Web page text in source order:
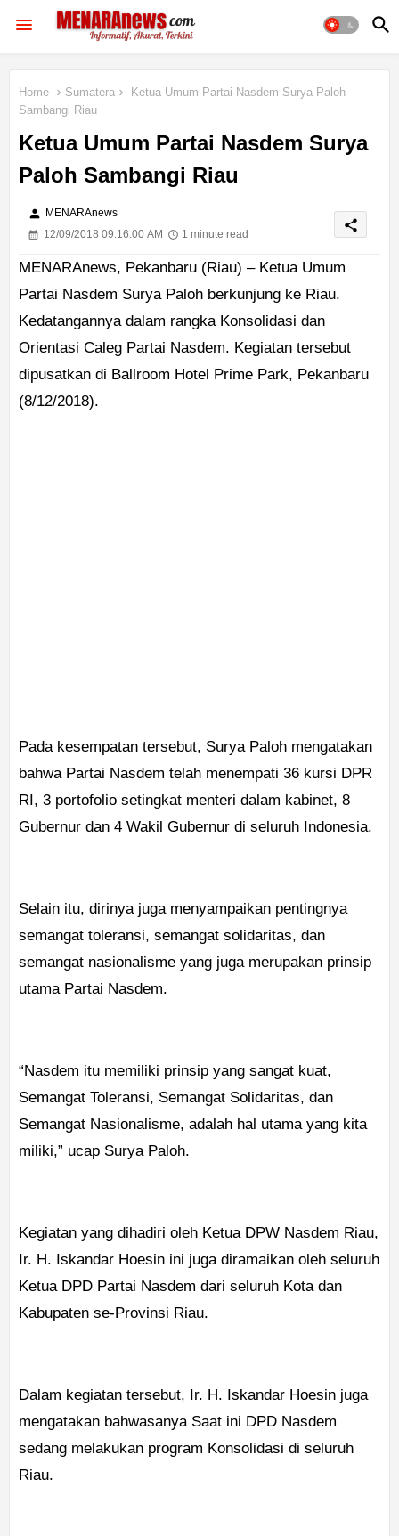
Home Sumatera
Ketua Umum Partai Nasdem Surya Paloh
Sambangi Riau
Ketua Umum Partai Nasdem Surya
Paloh Sambangi Riau
person MENARAnews
12/09/2018 09:16:00 AM
1 minute read
share
MENARAnews, Pekanbaru (Riau) – Ketua Umum
Partai Nasdem Surya Paloh berkunjung ke Riau.
Kedatangannya dalam rangka Konsolidasi dan
Orientasi Caleg Partai Nasdem. Kegiatan tersebut
dipusatkan di Ballroom Hotel Prime Park, Pekanbaru
(8/12/2018).
Pada kesempatan tersebut, Surya Paloh mengatakan
bahwa Partai Nasdem telah menempati 36 kursi DPR
RI, 3 portofolio setingkat menteri dalam kabinet, 8
Gubernur dan 4 Wakil Gubernur di seluruh Indonesia.
Selain itu, dirinya juga menyampaikan pentingnya
semangat toleransi, semangat solidaritas, dan
semangat nasionalisme yang juga merupakan prinsip
utama Partai Nasdem.
“Nasdem itu memiliki prinsip yang sangat kuat,
Semangat Toleransi, Semangat Solidaritas, dan
Semangat Nasionalisme, adalah hal utama yang kita
miliki,” ucap Surya Paloh.
Kegiatan yang dihadiri oleh Ketua DPW Nasdem Riau,
Ir. H. Iskandar Hoesin ini juga diramaikan oleh seluruh
Ketua DPD Partai Nasdem dari seluruh Kota dan
Kabupaten se-Provinsi Riau.
Dalam kegiatan tersebut, Ir. H. Iskandar Hoesin juga
mengatakan bahwasanya Saat ini DPD Nasdem
sedang melakukan program Konsolidasi di seluruh
Riau.